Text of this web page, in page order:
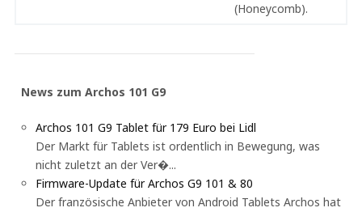
(Honeycomb).
News zum Archos 101 G9
Archos 101 G9 Tablet für 179 Euro bei Lidl
Der Markt für Tablets ist ordentlich in Bewegung, was
nicht zuletzt an der Ver�...
Firmware-Update für Archos G9 101 & 80
Der französische Anbieter von Android Tablets Archos hat